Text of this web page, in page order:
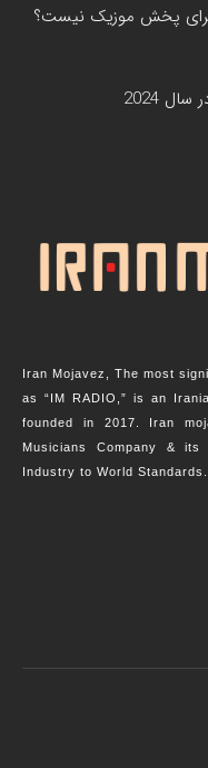
برای پخش موزیک نیست؟
2024
Iran Mojavez, The most
as “IM RADIO,” is an
founded in 2017. Iran
Musicians Company &
Industry to World Standards.